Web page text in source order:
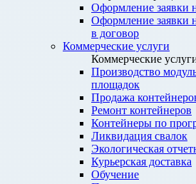
Оформление заявки
Оформление заявки
в договор
Коммерческие услуги
Коммерческие
Производство
площадок
Продажа
Ремонт контейнеров
Контейнеры по
Ликвидация свалок
Экологическая
Курьерская доставка
Обучение